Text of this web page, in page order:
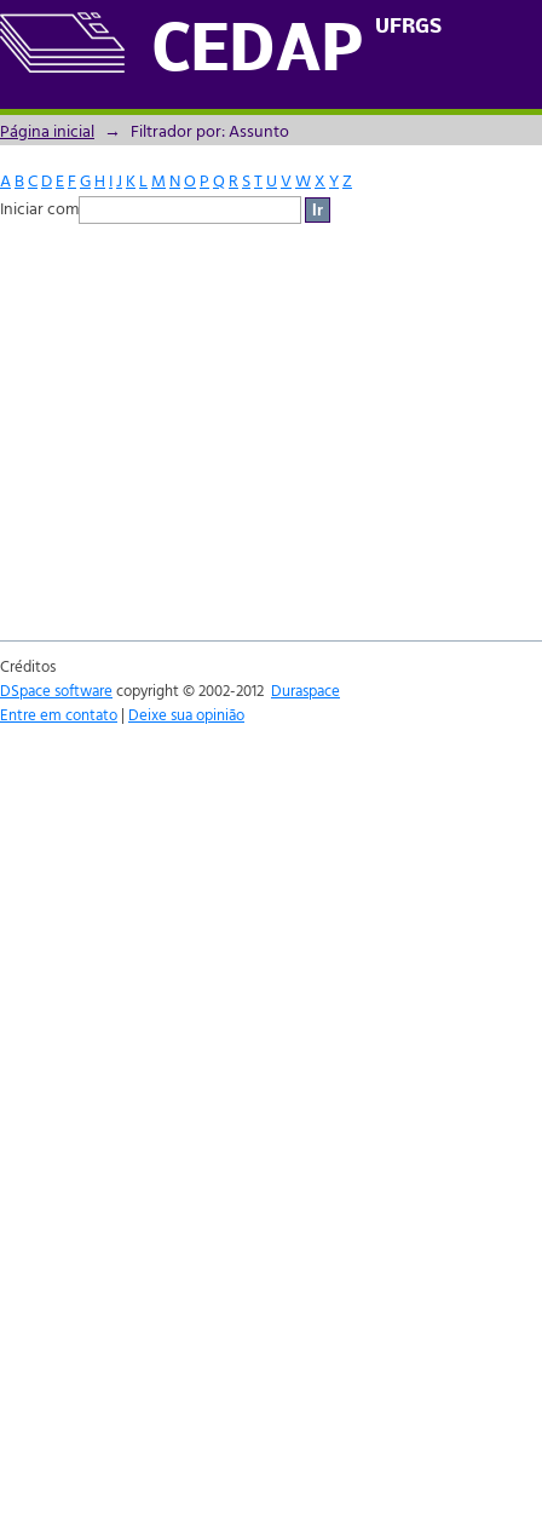
CEDAP UFRGS
Filtrador por: Assunto
Página inicial → Filtrador por: Assunto
ABCDEFGH IJ KLM NOPQRSTUVWXYZ
Iniciar com
Créditos
DSpace softwarecopyright © 2002-2012 Duraspace
Entre em contato | Deixe sua opinião